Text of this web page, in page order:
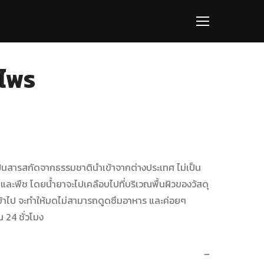
พร
นสารสกัดจากธรรมชาตินำเข้าจากต่างประเทศ ไม่เป็น
ะพืช โดยน้ำยาจะไปเคลือบไปที่บริเวณพื้นผิวของวัสดุ
ป จะทำให้มดไม่สามารถดูดซึมอาหาร และค่อยๆ
24 ชั่วโมง